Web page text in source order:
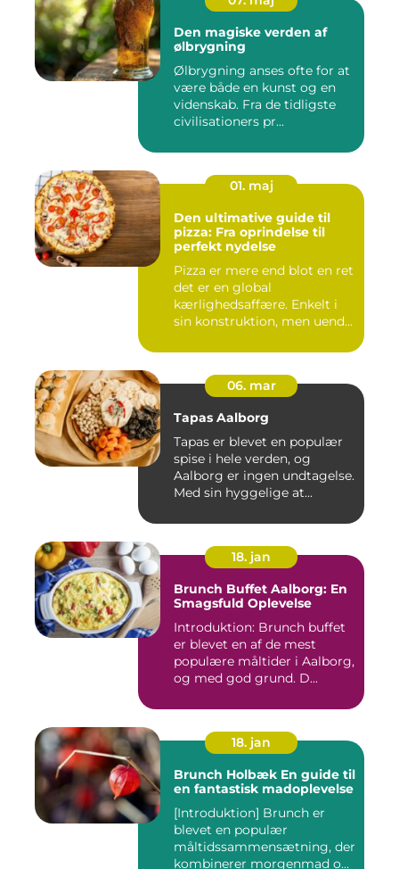
Den magiske verden af
ølbrygning
Ølbrygning anses ofte for at
være både en kunst og en
videnskab. Fra de tidligste
civilisationers pr...
01. maj
Den ultimative guide til
pizza: Fra oprindelse til
perfekt nydelse
Pizza er mere end blot en ret
det er en global
kærlighedsaffære. Enkelt i
sin konstruktion, men uend...
06. mar
Tapas Aalborg
Tapas er blevet en populær
spise i hele verden, og
Aalborg er ingen undtagelse.
Med sin hyggelige at...
18. jan
Brunch Buffet Aalborg: En
Smagsfuld Oplevelse
Introduktion: Brunch buffet
er blevet en af de mest
populære måltider i Aalborg,
og med god grund. D...
18. jan
Brunch Holbæk En guide til
en fantastisk madoplevelse
[Introduktion] Brunch er
blevet en populær
måltidssammensætning, der
kombinerer morgenmad og